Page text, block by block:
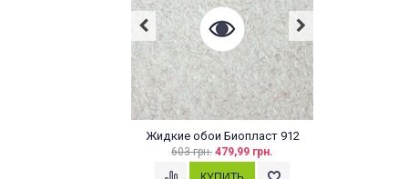
Жидкие обои Биопласт 912
603 грн. 479,99 грн.